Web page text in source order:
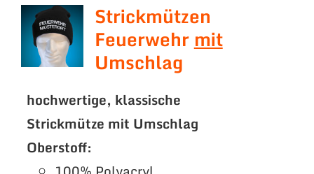
Strickmützen
Feuerwehr mit
Umschlag
hochwertige, klassische
Strickmütze mit Umschlag
Oberstoff: